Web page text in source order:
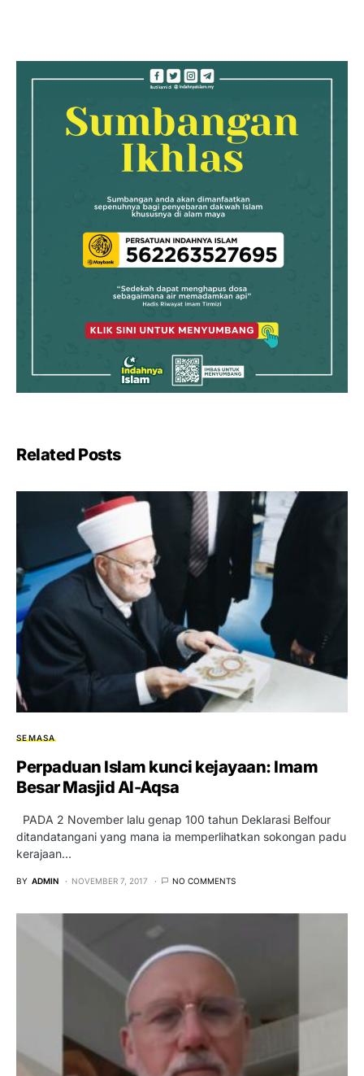
Related Posts
SEMASA
Perpaduan Islam kunci kejayaan: Imam
Besar Masjid Al-Aqsa
PADA 2 November lalu genap 100 tahun Deklarasi Belfour
ditandatangani yang mana ia memperlihatkan sokongan padu
kerajaan…
BY ADMIN NOVEMBER 7, 2017 NO COMMENTS